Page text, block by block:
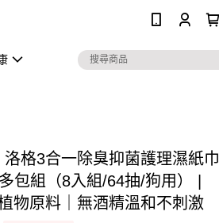
洛格3合一除臭抑菌護理濕紙巾
包組（8入組/64抽/狗用） |
物原料｜無酒精溫和不刺激